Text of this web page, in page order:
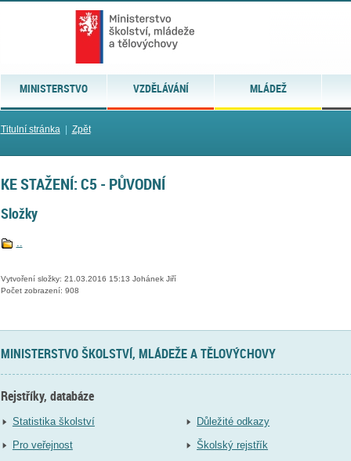
MINISTERSTVO VZDĚLÁVÁNÍ MLÁDEŽ
Titulní stránka| Zpět
KE STAŽENÍ: C5 - PŮVODNÍ
Složky
..
Vytvoření složky: 21.03.2016 15:13 Johánek Jiří
Počet zobrazení: 908
MINISTERSTVO ŠKOLSTVÍ, MLÁDEŽE A TĚLOVÝCHOVY
Rejstříky, databáze
Statistika školství
Pro veřejnost
Důležité odkazy
Školský rejstřík